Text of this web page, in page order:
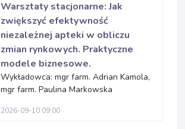
Warsztaty stacjonarne: Jak
zwiększyć efektywność
niezależnej apteki w obliczu
zmian rynkowych. Praktyczne
modele biznesowe.
Wykładowca: mgr farm. Adrian Kamola,
mgr farm. Paulina Markowska
2026-09-10 09:00